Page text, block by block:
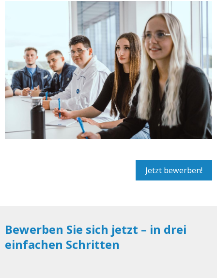
Jetzt bewerben!
Bewerben Sie sich jetzt – in drei
einfachen Schritten